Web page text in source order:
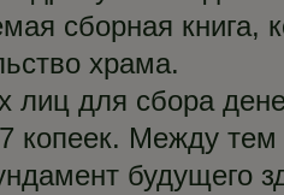
сборная книга,
храма.
лиц для сбора
Между тем
будущего